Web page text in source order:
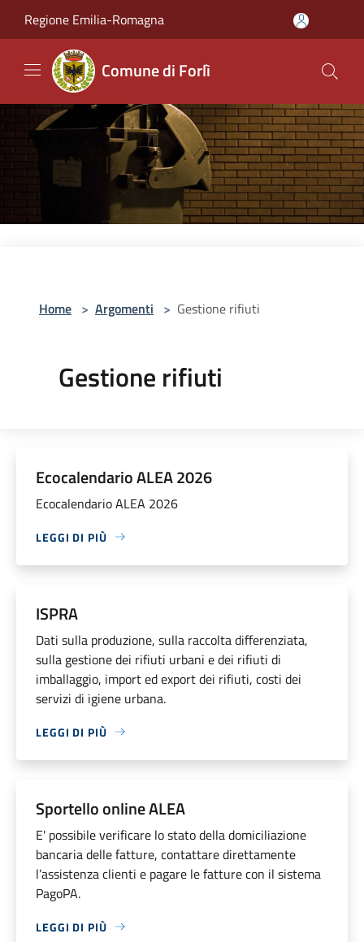
Regione Emilia-Romagna
Comune di Forlì
Home > Argomenti > Gestione rifiuti
Gestione rifiuti
Ecocalendario ALEA 2026
Ecocalendario ALEA 2026
LEGGI DI PIÙ
ISPRA
Dati sulla produzione, sulla raccolta differenziata,
sulla gestione dei rifiuti urbani e dei rifiuti di
imballaggio, import ed export dei rifiuti, costi dei
servizi di igiene urbana.
LEGGI DI PIÙ
Sportello online ALEA
E' possibile verificare lo stato della domiciliazione
bancaria delle fatture, contattare direttamente
l’assistenza clienti e pagare le fatture con il sistema
PagoPA.
LEGGI DI PIÙ